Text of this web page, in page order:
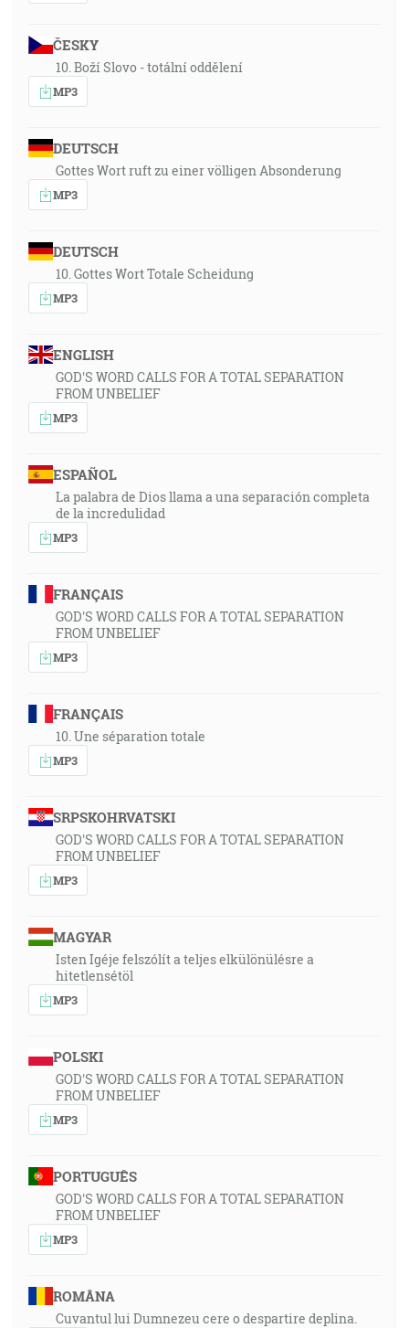
ČESKY
10. Boží Slovo - totální oddělení
MP3
DEUTSCH
Gottes Wort ruft zu einer völligen Absonderung
MP3
DEUTSCH
10. Gottes Wort Totale Scheidung
MP3
ENGLISH
GOD'S WORD CALLS FOR A TOTAL SEPARATION
FROM UNBELIEF
MP3
ESPAÑOL
La palabra de Dios llama a una separación completa
de la incredulidad
MP3
FRANÇAIS
GOD'S WORD CALLS FOR A TOTAL SEPARATION
FROM UNBELIEF
MP3
FRANÇAIS
10. Une séparation totale
MP3
SRPSKOHRVATSKI
GOD'S WORD CALLS FOR A TOTAL SEPARATION
FROM UNBELIEF
MP3
MAGYAR
Isten Igéje felszólít a teljes elkülönülésre a
hitetlensétöl
MP3
POLSKI
GOD'S WORD CALLS FOR A TOTAL SEPARATION
FROM UNBELIEF
MP3
PORTUGUÊS
GOD'S WORD CALLS FOR A TOTAL SEPARATION
FROM UNBELIEF
MP3
ROMÂNA
Cuvantul lui Dumnezeu cere o despartire deplina.